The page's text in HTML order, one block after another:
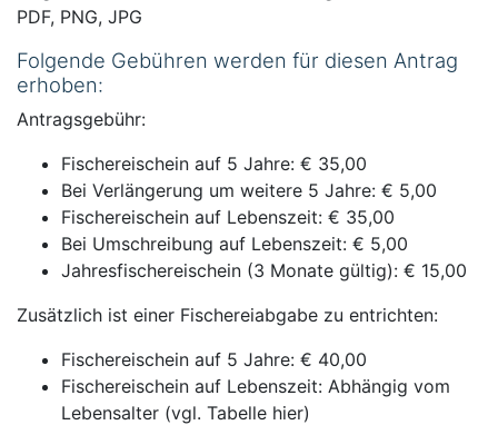
PDF, PNG, JPG
Folgende Gebühren werden für diesen Antrag
erhoben:
Antragsgebühr:
Fischereischein auf 5 Jahre: € 35,00
Bei Verlängerung um weitere 5 Jahre: € 5,00
Fischereischein auf Lebenszeit: € 35,00
Bei Umschreibung auf Lebenszeit: € 5,00
Jahresfischereischein (3 Monate gültig): € 15,00
Zusätzlich ist einer Fischereiabgabe zu entrichten:
Fischereischein auf 5 Jahre: € 40,00
Fischereischein auf Lebenszeit: Abhängig vom
Lebensalter (vgl. Tabelle hier)